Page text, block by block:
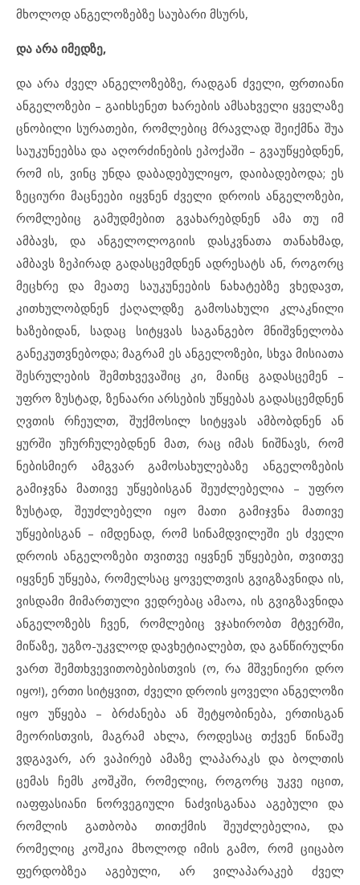
მხოლოდ ანგელოზებზე საუბარი მსურს,
და არა იმედზე,
და არა ძველ ანგელოზებზე, რადგან ძველი, ფრთიანი
ანგელოზები – გაიხსენეთ ხარების ამსახველი ყველაზე
ცნობილი სურათები, რომლებიც მრავლად შეიქმნა შუა
საუკუნეებსა და აღორძინების ეპოქაში – გვაუწყებდნენ,
რომ ის, ვინც უნდა დაბადებულიყო, დაიბადებოდა; ეს
ზეციური მაცნეები იყვნენ ძველი დროის ანგელოზები,
რომლებიც გამუდმებით გვახარებდნენ ამა თუ იმ
ამბავს, და ანგელოლოგიის დასკვნათა თანახმად,
ამბავს ზეპირად გადასცემდნენ ადრესატს ან, როგორც
მეცხრე და მეათე საუკუნეების ნახატებზე ვხედავთ,
კითხულობდნენ ქაღალდზე გამოსახული კლაკნილი
ხაზებიდან, სადაც სიტყვას საგანგებო მნიშვნელობა
განეკუთვნებოდა; მაგრამ ეს ანგელოზები, სხვა მისიათა
შესრულების შემთხვევაშიც კი, მაინც გადასცემენ –
უფრო ზუსტად, ზენაარი არსების უწყებას გადასცემდნენ
ღვთის რჩეულთ, შუქმოსილ სიტყვას ამბობდნენ ან
ყურში უჩურჩულებდნენ მათ, რაც იმას ნიშნავს, რომ
ნებისმიერ ამგვარ გამოსახულებაზე ანგელოზების
გამიჯვნა მათივე უწყებისგან შეუძლებელია – უფრო
ზუსტად, შეუძლებელი იყო მათი გამიჯვნა მათივე
უწყებისგან – იმდენად, რომ სინამდვილეში ეს ძველი
დროის ანგელოზები თვითვე იყვნენ უწყებები, თვითვე
იყვნენ უწყება, რომელსაც ყოველთვის გვიგზავნიდა ის,
ვისდამი მიმართული ვედრებაც ამაოა, ის გვიგზავნიდა
ანგელოზებს ჩვენ, რომლებიც ვჯახირობთ მტვერში,
მიწაზე, უგზო-უკვლოდ დავხეტიალებთ, და განწირულნი
ვართ შემთხვევითობებისთვის (ო, რა მშვენიერი დრო
იყო!), ერთი სიტყვით, ძველი დროის ყოველი ანგელოზი
იყო უწყება – ბრძანება ან შეტყობინება, ერთისგან
მეორისთვის, მაგრამ ახლა, როდესაც თქვენ წინაშე
ვდგავარ, არ ვაპირებ ამაზე ლაპარაკს და ბოლთის
ცემას ჩემს კოშკში, რომელიც, როგორც უკვე იცით,
იაფფასიანი ნორვეგიული ნაძვისგანაა აგებული და
რომლის გათბობა თითქმის შეუძლებელია, და
რომელიც კოშკია მხოლოდ იმის გამო, რომ ციცაბო
ფერდობზეა აგებული, არ ვილაპარაკებ ძველ